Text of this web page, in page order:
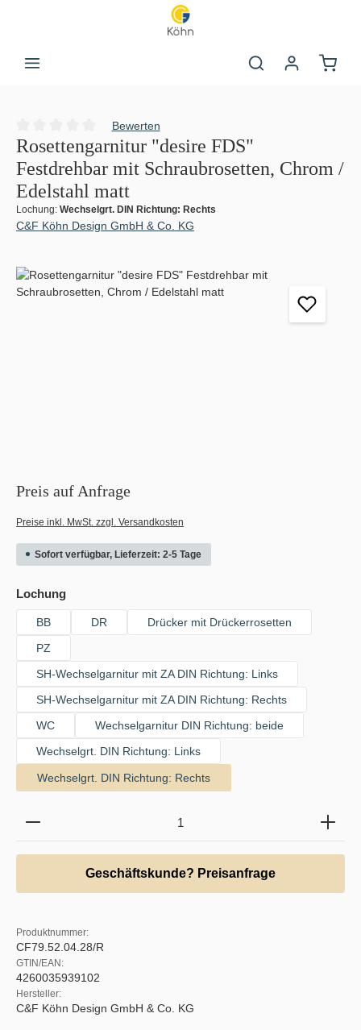
Durchschnittliche Bewertung von 0 von 5 Sternen
Bewerten
Rosettengarnitur "desire FDS"
Festdrehbar mit Schraubrosetten, Chrom /
Edelstahl matt
Lochung: Wechselgrt. DIN Richtung: Rechts
C&F Köhn Design GmbH & Co. KG
Bildergalerie überspringen
Preis auf Anfrage
Preise inkl. MwSt. zzgl. Versandkosten
Sofort verfügbar, Lieferzeit: 2-5 Tage
Lochungauswählen
BB DR
Drücker mit Drückerrosetten
PZ
SH-Wechselgarnitur mit ZA DIN Richtung: Links
SH-Wechselgarnitur mit ZA DIN Richtung: Rechts
WC
Wechselgarnitur DIN Richtung: beide
Wechselgrt. DIN Richtung: Links
Wechselgrt. DIN Richtung: Rechts
Produkt Anzahl: Gib den gewünschten Wert ein
Geschäftskunde? Preisanfrage
Produktnummer:
CF79.52.04.28/R
GTIN/EAN:
4260035939102
Hersteller:
C&F Köhn Design GmbH & Co. KG